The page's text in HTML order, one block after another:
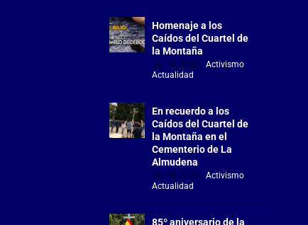
Homenaje a los
Caídos del Cuartel de
la Montaña
Jul 18, 2026 |Activismo,
Actualidad
En recuerdo a los
Caídos del Cuartel de
la Montaña en el
Cementerio de La
Almudena
Jul 18, 2026 |Activismo,
Actualidad
85º aniversario de la